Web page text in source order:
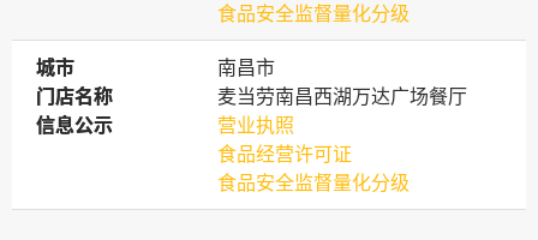
食品安全监督量化分级
城市
城市
南昌市
门店名称
门店名称
麦当劳南昌西湖万达广场餐厅
信息公示
信息公示
营业执照
食品经营许可证
食品安全监督量化分级